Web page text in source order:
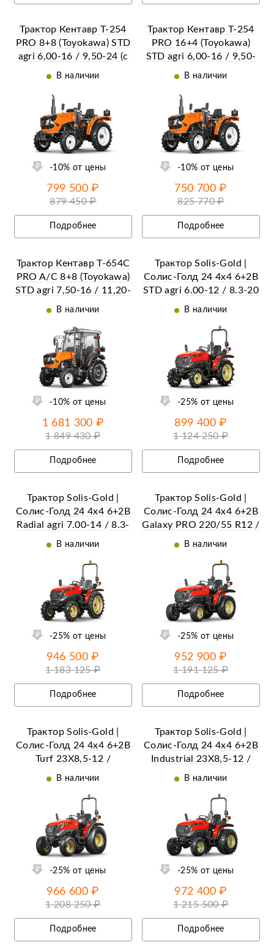
Трактор Кентавр Т-254
PRO 8+8 (Toyokawa) STD
agri 6,00-16 / 9,50-24 (с
ПСМ)
В наличии
-10% от цены
799 500 ₽
879 450 ₽
Подробнее
Трактор Кентавр Т-254
PRO 16+4 (Toyokawa)
STD agri 6,00-16 / 9,50-
24 (с ПСМ)
В наличии
Ещё 24 фотографии
-10% от цены
750 700 ₽
825 770 ₽
Подробнее
Трактор Кентавр Т-654С
PRO A/C 8+8 (Toyokawa)
STD agri 7,50-16 / 11,20-
28 (с ПСМ)
В наличии
-10% от цены
1 681 300 ₽
1 849 430 ₽
Подробнее
Трактор Solis-Gold |
Солис-Голд 24 4x4 6+2B
STD agri 6.00-12 / 8.3-20
(с ПСМ)
В наличии
Ещё 22 фотографии
-25% от цены
899 400 ₽
1 124 250 ₽
Подробнее
Трактор Solis-Gold |
Солис-Голд 24 4x4 6+2B
Radial agri 7.00-14 / 8.3-
24 (с ПСМ)
В наличии
-25% от цены
946 500 ₽
1 183 125 ₽
Подробнее
Трактор Solis-Gold |
Солис-Голд 24 4x4 6+2B
Galaxy PRO 220/55 R12 /
280/70 R16 (с ПСМ)
В наличии
Ещё 14 фотографий
-25% от цены
952 900 ₽
1 191 125 ₽
Подробнее
Трактор Solis-Gold |
Солис-Голд 24 4x4 6+2B
Turf 23X8,5-12 /
33X15,5-16 (с ПСМ)
В наличии
-25% от цены
966 600 ₽
1 208 250 ₽
Подробнее
Трактор Solis-Gold |
Солис-Голд 24 4x4 6+2B
Industrial 23X8,5-12 /
33X15,5-16,5 (с ПСМ)
В наличии
Ещё 14 фотографий
-25% от цены
972 400 ₽
1 215 500 ₽
Подробнее